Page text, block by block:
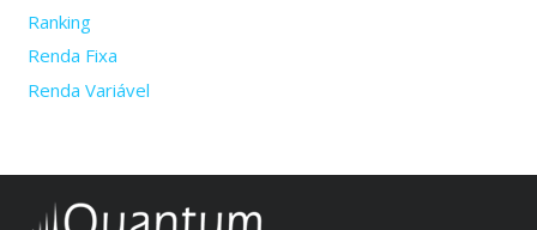
Ranking
Renda Fixa
Renda Variável